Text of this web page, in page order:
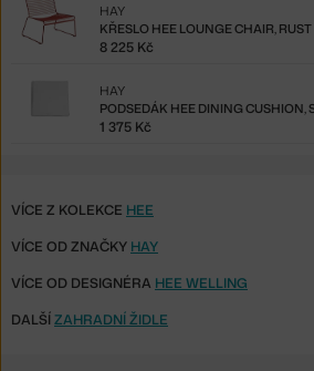
KŘESLO HEE LOUNGE CHAIR, RUST
HAY
8 225 Kč
PODSEDÁK HEE DINING CUSHION,
HAY
1 375 Kč
VÍCE Z KOLEKCE HEE
VÍCE OD ZNAČKY HAY
VÍCE OD DESIGNÉRA HEE WELLING
DALŠÍZAHRADNÍ ŽIDLE